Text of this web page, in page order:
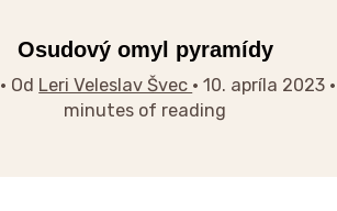
Osudový omyl pyramídy
• Od Leri Veleslav Švec •10. apríla 2023
minutes of reading